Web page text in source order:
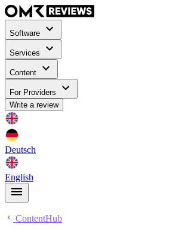
Software
Services
Content
For Providers
Write a review
Deutsch
English
ContentHub